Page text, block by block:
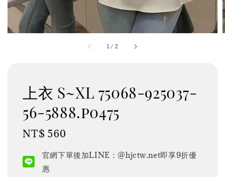
1 / 2
上衣 S~XL 75068-925037-
56-5888.p0475
Regular
NT$ 560
官網下單後加LINE：@hjctw.net即享9折優
惠